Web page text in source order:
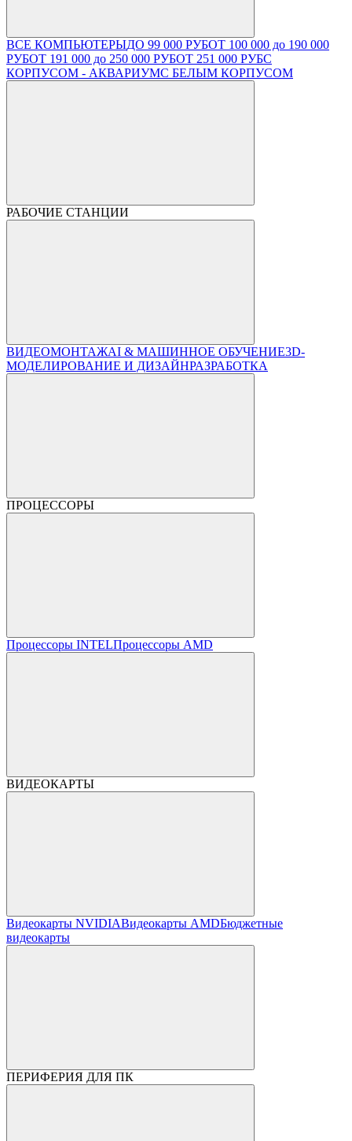
ВСЕ КОМПЬЮТЕРЫДО 99 000 РУБОТ 100 000 до 190 000
РУБОТ 191 000 до 250 000 РУБОТ 251 000 РУБС
КОРПУСОМ - АКВАРИУМС БЕЛЫМ КОРПУСОМ
РАБОЧИЕ СТАНЦИИ
ВИДЕОМОНТАЖAI & МАШИННОЕ ОБУЧЕНИЕ3D-
МОДЕЛИРОВАНИЕ И ДИЗАЙНРАЗРАБОТКА
ПРОЦЕССОРЫ
Процессоры INTELПроцессоры AMD
ВИДЕОКАРТЫ
Видеокарты NVIDIAВидеокарты AMDБюджетные
видеокарты
ПЕРИФЕРИЯ ДЛЯ ПК